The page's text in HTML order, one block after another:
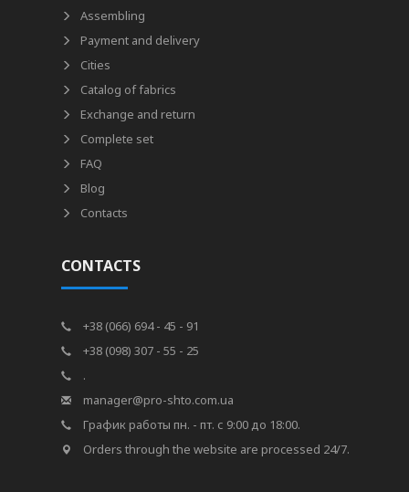
Assembling
Payment and delivery
Cities
Catalog of fabrics
Exchange and return
Complete set
FAQ
Blog
Contacts
CONTACTS
+38 (066) 694 - 45 - 91
+38 (098) 307 - 55 - 25
.
manager@pro-shto.com.ua
График работы пн. - пт. с 9:00 до 18:00.
Orders through the website are processed 24/7.